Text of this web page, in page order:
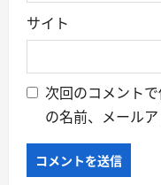
サイト
次回のコメント
の名前、メール